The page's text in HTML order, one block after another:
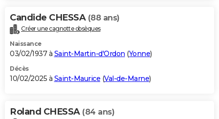
Candide CHESSA (88 ans)
Créer une cagnotte obsèques
Naissance
03/02/1937 à Saint-Martin-d'Ordon (Yonne)
Décès
10/02/2025 à Saint-Maurice (Val-de-Marne)
Roland CHESSA (84 ans)